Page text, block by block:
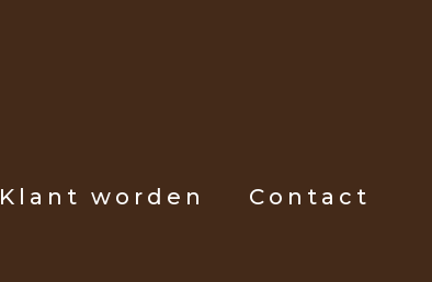
Klant worden Contact